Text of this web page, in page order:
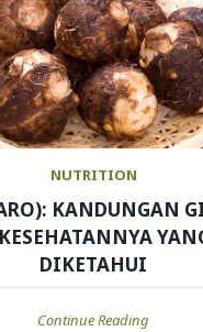
NUTRITION
KANDUNGAN
DIKETAHUI
Continue Reading